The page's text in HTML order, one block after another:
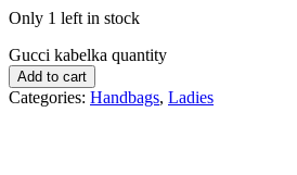
Only 1 left in stock
Gucci kabelka quantity
Add to cart
Categories: Handbags, Ladies